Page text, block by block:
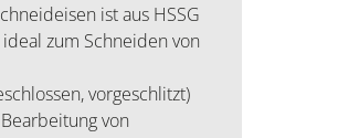
ist aus HSSG
zum Schneiden von
vorgeschlitzt)
von